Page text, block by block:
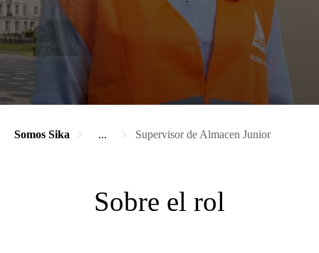
Somos Sika ... Supervisor de Almacen Junior
Sobre el rol